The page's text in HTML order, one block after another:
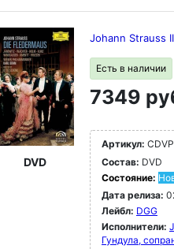
DVD
Johann Strauss
Есть в наличии
7349
Артикул:
Состав: DVD
Состояние:
Дата релиза:
Лейбл: DGG
Исполнители:
Гундула,